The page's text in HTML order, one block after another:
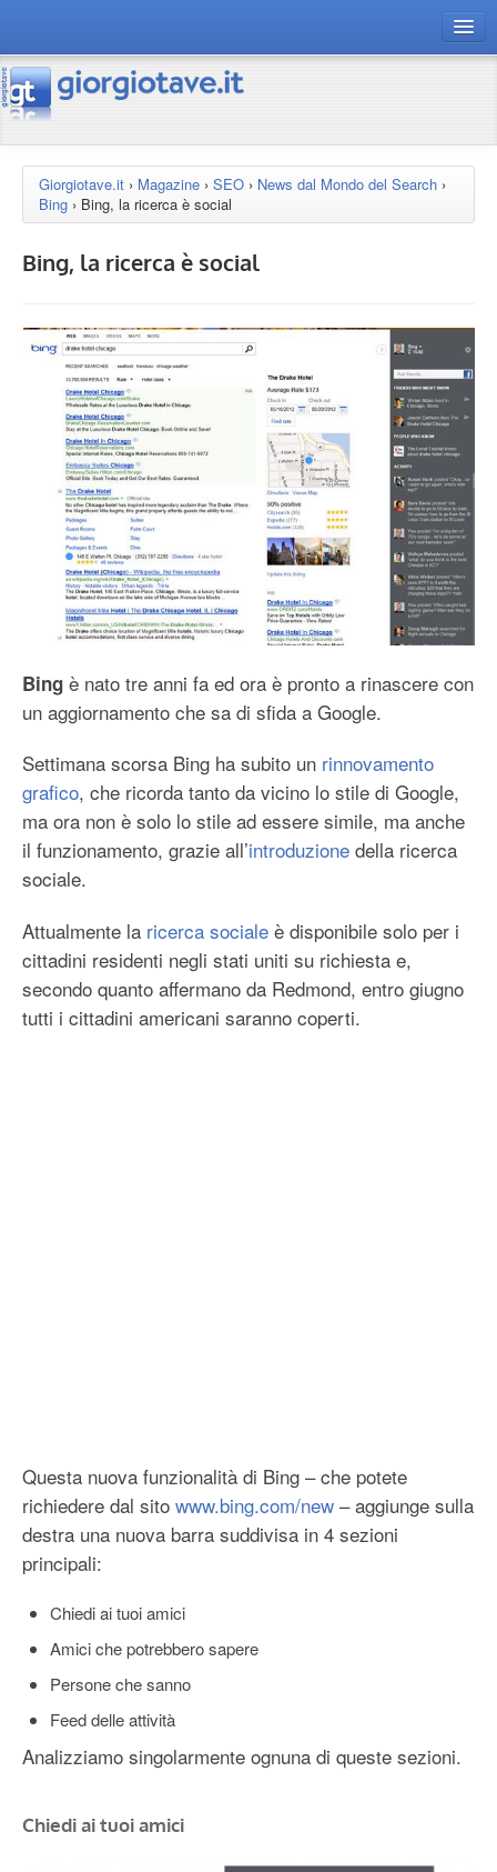
connect gt
risorse
Chi siamo
Giorgiotave.it › Magazine › SEO › News dal Mondo del Search ›
Bing › Bing, la ricerca è social
Bing, la ricerca è social
Bing è nato tre anni fa ed ora è pronto a rinascere con
un aggiornamento che sa di sfida a Google.
Settimana scorsa Bing ha subito un rinnovamento
grafico, che ricorda tanto da vicino lo stile di Google,
ma ora non è solo lo stile ad essere simile, ma anche
il funzionamento, grazie all’introduzione della ricerca
sociale.
Attualmente la ricerca sociale è disponibile solo per i
cittadini residenti negli stati uniti su richiesta e,
secondo quanto affermano da Redmond, entro giugno
tutti i cittadini americani saranno coperti.
Questa nuova funzionalità di Bing – che potete
richiedere dal sito www.bing.com/new – aggiunge sulla
destra una nuova barra suddivisa in 4 sezioni
principali:
Chiedi ai tuoi amici
Amici che potrebbero sapere
Persone che sanno
Feed delle attività
Analizziamo singolarmente ognuna di queste sezioni.
Chiedi ai tuoi amici